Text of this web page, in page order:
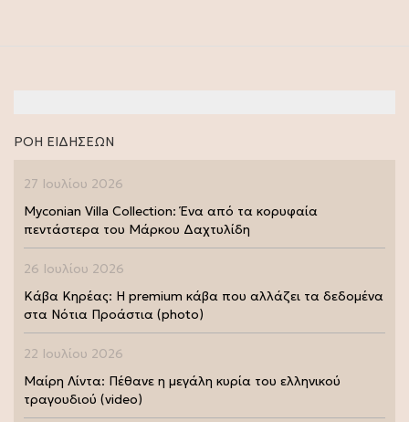
ΡΟΗ ΕΙΔΗΣΕΩΝ
27 Ιουλίου 2026
Myconian Villa Collection: Ένα από τα κορυφαία
πεντάστερα του Μάρκου Δαχτυλίδη
26 Ιουλίου 2026
Κάβα Κηρέας: Η premium κάβα που αλλάζει τα δεδομένα
στα Νότια Προάστια (photo)
22 Ιουλίου 2026
Μαίρη Λίντα: Πέθανε η μεγάλη κυρία του ελληνικού
τραγουδιού (video)